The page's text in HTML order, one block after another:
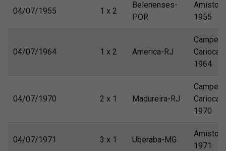
04/07/1955 1 x 2
Belenenses-
POR
1955
04/07/1964 1 x 2 America-RJ
Carioca
1964
04/07/1970 2 x 1 Madureira-RJ
Carioca
1970
04/07/1971 3 x 1 Uberaba-MG
1971